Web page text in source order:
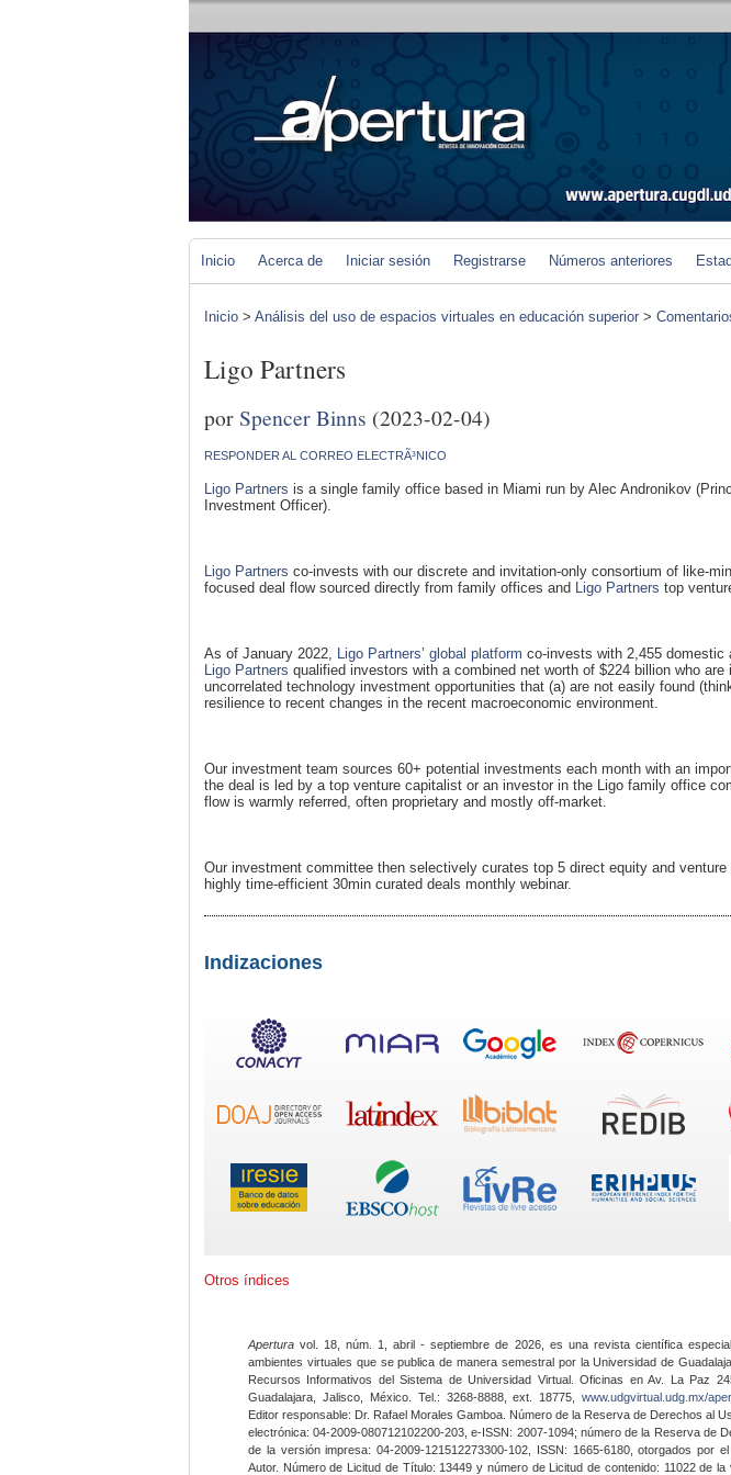
Inicio Acerca de Iniciar sesión Registrarse Números anteriores
Inicio > Análisis del uso de espacios virtuales en educación superior >
Ligo Partners
porSpencer Binns (2023-02-04)
RESPONDER AL CORREO ELECTRÃ³NICO
Ligo Partners is a single family office based in Miami run by Alec Andronikov
Investment Officer).
Ligo Partners co-invests with our discrete and invitation-only consortium of like-
focused deal flow sourced directly from family offices and Ligo Partners top
As of January 2022, Ligo Partners’ global platform co-invests with 2,455 domestic
Ligo Partners qualified investors with a combined net worth of $224 billion who
uncorrelated technology investment opportunities that (a) are not easily found
resilience to recent changes in the recent macroeconomic environment.
Our investment team sources 60+ potential investments each month with an
the deal is led by a top venture capitalist or an investor in the Ligo family office
flow is warmly referred, often proprietary and mostly off-market.
Our investment committee then selectively curates top 5 direct equity and
highly time-efficient 30min curated deals monthly webinar.
Indizaciones
Otros índices
Apertura vol. 18, núm. 1, abril - septiembre de 2026, es una revista científica
ambientes virtuales que se publica de manera semestral por la Universidad de
Recursos Informativos del Sistema de Universidad Virtual. Oficinas en Av. La Paz
Guadalajara, Jalisco, México. Tel.: 3268-8888, ext. 18775,www.udgvirtual.udg.mx/
Editor responsable: Dr. Rafael Morales Gamboa. Número de la Reserva de Derechos al
electrónica: 04-2009-080712102200-203, e-ISSN: 2007-1094; número de la Reserva de
de la versión impresa: 04-2009-121512273300-102, ISSN: 1665-6180, otorgados por
Autor. Número de Licitud de Título: 13449 y número de Licitud de contenido: 11022 de